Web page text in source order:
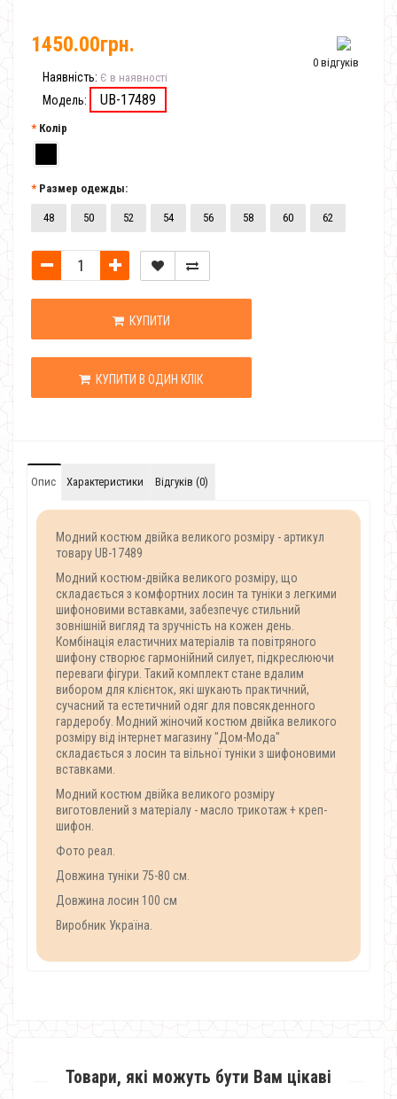
0 відгуків
1450.00грн.
Наявність: Є в наявності
Модель: UB-17489
Колір
Размер одежды:
48 50 52 54 56 58 60 62
КУПИТИ
КУПИТИ В ОДИН КЛІК
Опис Характеристики Відгуків (0)
Модний костюм двійка великого розміру - артикул
товару UB-17489
Модний костюм-двійка великого розміру, що
складається з комфортних лосин та туніки з легкими
шифоновими вставками, забезпечує стильний
зовнішній вигляд та зручність на кожен день.
Комбінація еластичних матеріалів та повітряного
шифону створює гармонійний силует, підкреслюючи
переваги фігури. Такий комплект стане вдалим
вибором для клієнток, які шукають практичний,
сучасний та естетичний одяг для повсякденного
гардеробу. Модний жіночий костюм двійка великого
розміру від інтернет магазину "Дом-Мода"
складається з лосин та вільної туніки з шифоновими
вставками.
Модний костюм двійка великого розміру
виготовлений з матеріалу - масло трикотаж + креп-
шифон.
Фото реал.
Довжина туніки 75-80 см.
Довжина лосин 100 см
Виробник Україна.
Товари, які можуть бути Вам цікаві